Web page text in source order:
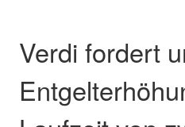
Verdi fordert